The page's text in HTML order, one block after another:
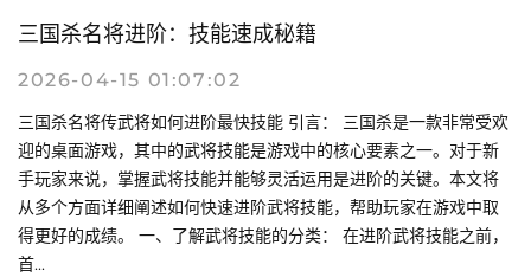
三国杀名将进阶：技能速成秘籍
2026-04-15 01:07:02
三国杀名将传武将如何进阶最快技能 引言： 三国杀是一款非常受欢
迎的桌面游戏，其中的武将技能是游戏中的核心要素之一。对于新
手玩家来说，掌握武将技能并能够灵活运用是进阶的关键。本文将
从多个方面详细阐述如何快速进阶武将技能，帮助玩家在游戏中取
得更好的成绩。 一、了解武将技能的分类： 在进阶武将技能之前，
首...